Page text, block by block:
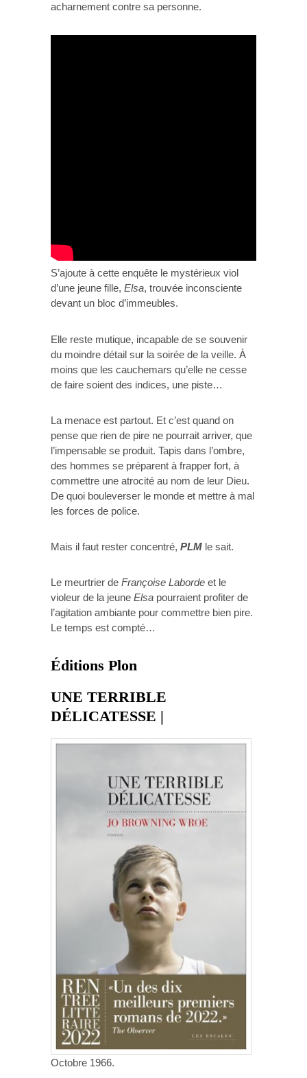
acharnement contre sa personne.
S’ajoute à cette enquête le mystérieux viol
d’une jeune fille, Elsa, trouvée inconsciente
devant un bloc d’immeubles.
Elle reste mutique, incapable de se souvenir
du moindre détail sur la soirée de la veille. À
moins que les cauchemars qu’elle ne cesse
de faire soient des indices, une piste…
La menace est partout. Et c’est quand on
pense que rien de pire ne pourrait arriver, que
l’impensable se produit. Tapis dans l’ombre,
des hommes se préparent à frapper fort, à
commettre une atrocité au nom de leur Dieu.
De quoi bouleverser le monde et mettre à mal
les forces de police.
Mais il faut rester concentré, PLM le sait.
Le meurtrier de Françoise Laborde et le
violeur de la jeune Elsa pourraient profiter de
l’agitation ambiante pour commettre bien pire.
Le temps est compté…
Éditions Plon
UNE TERRIBLE
DÉLICATESSE |
Octobre 1966.